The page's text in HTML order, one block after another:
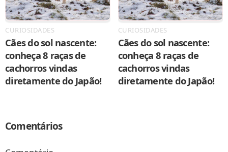
CURIOSIDADES
Cães do sol nascente:
conheça 8 raças de
cachorros vindas
diretamente do Japão!
CURIOSIDADES
Cães do sol nascente:
conheça 8 raças de
cachorros vindas
diretamente do Japão!
Comentários